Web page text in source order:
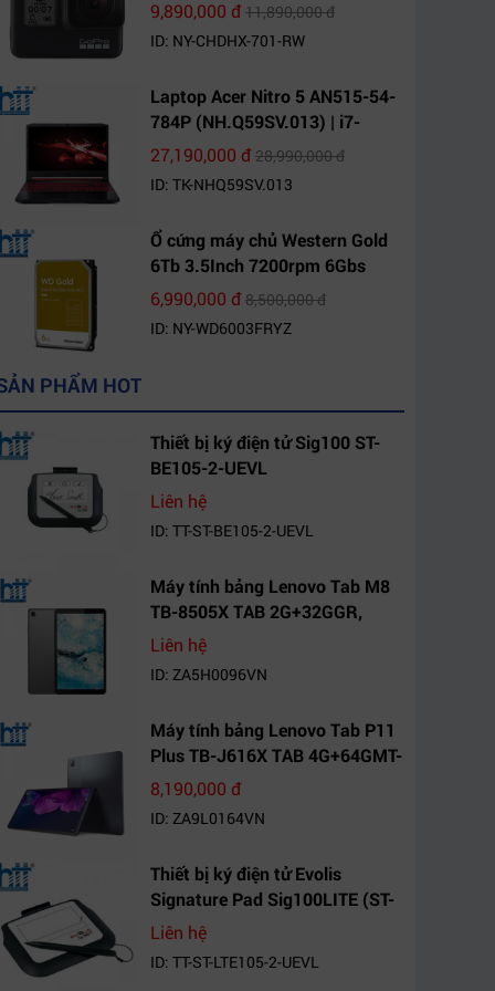
9,890,000 đ11,890,000 đ
ID: NY-CHDHX-701-RW
Laptop Acer Nitro 5 AN515-54-
784P (NH.Q59SV.013) | i7-
9750H | 8GB DDR4 | 1TB HDD |
FHD IPS | Win10
27,190,000 đ28,990,000 đ
ID: TK-NHQ59SV.013
Ổ cứng máy chủ Western Gold
6Tb 3.5Inch 7200rpm 6Gbs
256Mb SATA (WD6003FRYZ)
6,990,000 đ8,500,000 đ
ID: NY-WD6003FRYZ
PHẨM HOT
Thiết bị ký điện tử Sig100 ST-
BE105-2-UEVL
Liên hệ
ID: TT-ST-BE105-2-UEVL
Máy tính bảng Lenovo Tab M8
TB-8505X TAB 2G+32GGR,
VN_ZA5H0096VN
Liên hệ
ID: ZA5H0096VN
Máy tính bảng Lenovo Tab P11
Plus TB-J616X TAB 4G+64GMT-
VN Xanh Mòng
8,190,000 đ
ID: ZA9L0164VN
Thiết bị ký điện tử Evolis
Signature Pad Sig100LITE (ST-
LTE105-2-UEVL)
Liên hệ
ID: TT-ST-LTE105-2-UEVL